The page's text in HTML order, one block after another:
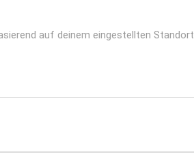
auf deinem eingestellten